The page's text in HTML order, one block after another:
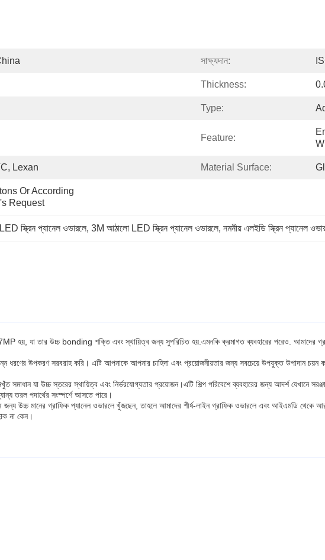
সাক্ষ্যদান:
Thickness:
Type:
Feature:
Lexan Material Surface:
Or According
Request
স্ক্রিন প্যানেল ওভারলে, 3M আঠালো LED স্ক্রিন প্যানেল ওভারলে, নমনীয় এলইডি স্ক্রিন প্যানেল
হয়, যা তার উচ্চ bonding শক্তি এবং স্থায়িত্ব জন্য সুপরিচিত হয়.এমনকি ক্রমাগত ব্যবহারের পরেও. আমাদের
ধরণের উপকরণ সরবরাহ করি। এটি আপনাকে আপনার চাহিদা এবং প্রয়োজনীয়তার জন্য সবচেয়ে উপযুক্ত উপাদান
সমাধান যা উচ্চ স্তরের স্থায়িত্ব এবং নির্ভরযোগ্যতার প্রয়োজন।এটি শিল্প পরিবেশে ব্যবহারের জন্য আদর্শ যেখানে
তরল পদার্থের সংস্পর্শে আসতে পারে।
জন্য উচ্চ মানের গ্রাফিক প্যানেল ওভারলে খুঁজছেন, তাহলে আমাদের শীর্ষ-লাইন গ্রাফিক ওভারলে এবং আইএমডি থেকে
না কেন।